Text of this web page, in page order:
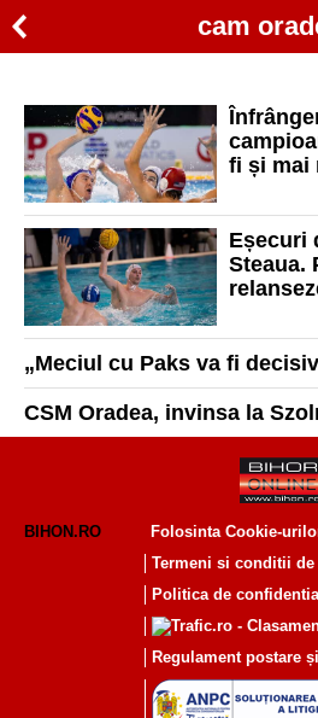
cam
fi și mai
Eșecuri
Steaua.
„Meciul cu Paks va fi
CSM Oradea, invinsa la
BIHON.RO
Folosinta Cookie-
Termeni si conditii
Politica de
Regulament postare